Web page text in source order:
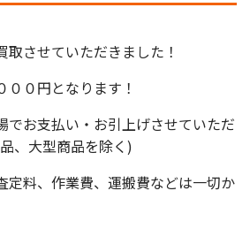
取させていただきました！
０円となります！
でお支払い・お引上げさせていただ
、大型商品を除く)
定料、作業費、運搬費などは一切か